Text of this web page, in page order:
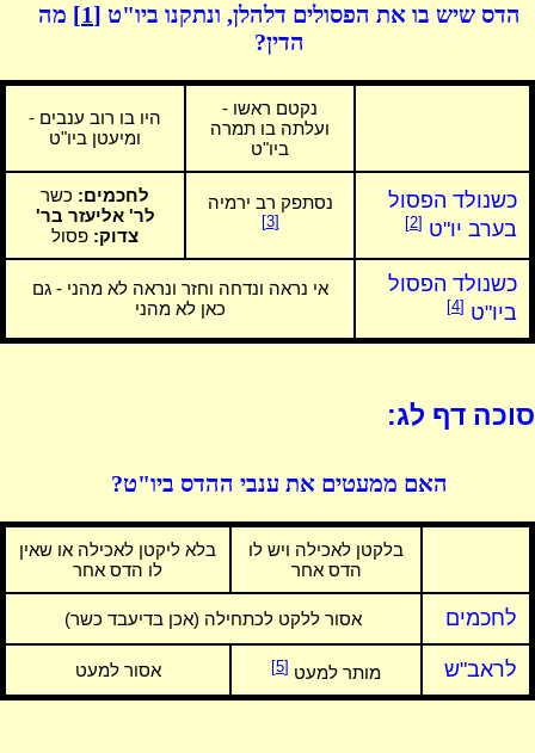
הדס שיש בו את הפסולים דלהלן, ונתקנו ביו"ט [1]
מה
הדין?
נקטם ראשו -
ועלתה בו תמרה
ביו"ט
היו בו רוב ענבים -
ומיעטן ביו"ט
כשנולד הפסול
בערב יו"ט [2]
נסתפק רב ירמיה
[3]
לחכמים: כשר
לר' אליעזר בר'
צדוק: פסול
כשנולד הפסול
ביו"ט [4]
אי נראה ונדחה וחזר ונראה לא מהני - גם
כאן לא מהני
סוכה דף לג:
האם ממעטים את ענבי ההדס ביו"ט?
בלקטן לאכילה ויש לו
הדס אחר
בלא ליקטן לאכילה או שאין
לו הדס אחר
לחכמים אסור ללקט לכתחילה (אכן בדיעבד כשר)
לראב"ש מותר למעט [5] אסור למעט